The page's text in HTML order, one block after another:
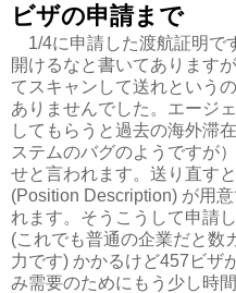
ビザの申請まで
1/4に申請した渡航証明で
開けるなと書いてあります
てスキャンして送れという
ありませんでした。エージ
してもらうと過去の海外滞
ステムのバグのようですが
せと言われます。送り直す
(Position Description) が用
れます。そうこうして申請
(これでも普通の企業だと数
力です) かかるけど457ビザ
み需要のためにもう少し時